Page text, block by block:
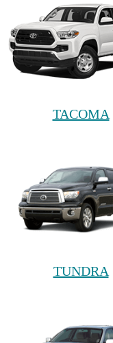
TACOMA
TUNDRA